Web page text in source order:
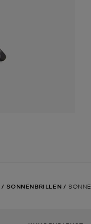
/ SONNENBRILLEN /